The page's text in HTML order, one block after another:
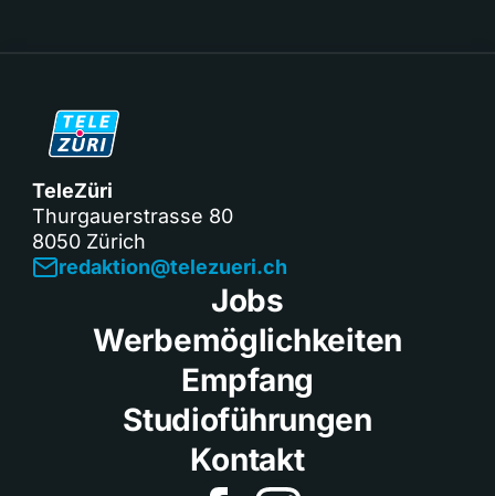
TeleZüri
Thurgauerstrasse 80
8050 Zürich
redaktion@telezueri.ch
Jobs
Werbemöglichkeiten
Empfang
Studioführungen
Kontakt